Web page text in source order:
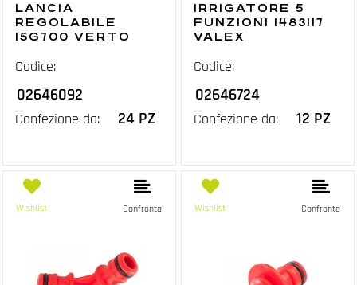
LANCIA
REGOLABILE
15G700 VERTO
Codice:
02646092
Confezione da: 24 PZ
IRRIGATORE 5
FUNZIONI 1483117
VALEX
Codice:
02646724
Confezione da: 12 PZ
Wishlist Confronta Wishlist Confronta